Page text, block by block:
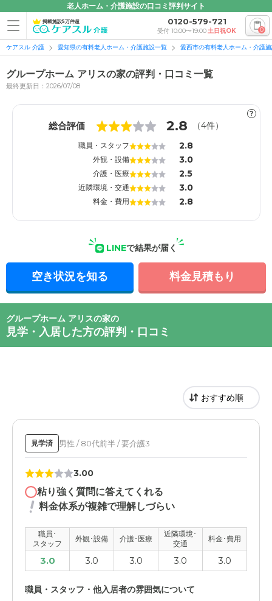
老人ホーム・介護施設の口コミ評判サイト
掲載施設5万件超 0120-579-721
受付 10:00〜19:00土日祝OK 0
ケアスル 介護 愛知県の有料老人ホーム・介護施設一覧 愛西市の有料老人ホーム・介護
グループホーム アリスの家の評判・口コミ一覧
最終更新日：2026/07/08
?
総合評価 2.8 （4件）
職員・スタッフ 2.8
外観・設備 3.0
介護・医療 2.5
近隣環境・交通 3.0
料金・費用 2.8
LINEで結果が届く
空き状況を知る 料金見積もり
グループホーム アリスの家の
見学・入居した方の評判・口コミ
見学済 男性 / 80代前半 / 要介護3
3.00
粘り強く質問に答えてくれる
料金体系が複雑で理解しづらい
職員･
スタッフ
外観･設備 介護･医療
近隣環境･
交通
料金･費用
3.0 3.0 3.0 3.0 3.0
職員・スタッフ・他入居者の雰囲気について